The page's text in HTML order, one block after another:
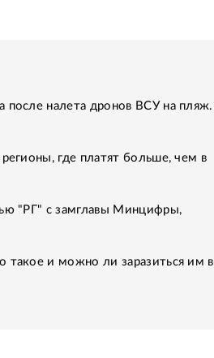
после налета дронов ВСУ на пляж.
где платят больше, чем в
"РГ" с замглавы Минцифры,
и можно ли заразиться им в